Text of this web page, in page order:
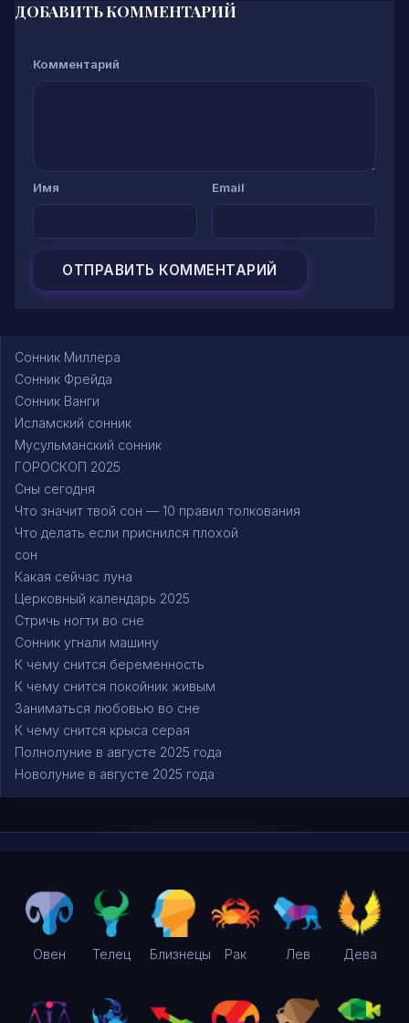
ДОБАВИТЬ КОММЕНТАРИЙ
Комментарий
Имя Email
Сонник Миллера
Сонник Фрейда
Сонник Ванги
Исламский сонник
Мусульманский сонник
ГОРОСКОП 2025
Сны сегодня
Что значит твой сон — 10 правил толкования
Что делать если приснился плохой
сон
Какая сейчас луна
Церковный календарь 2025
Стричь ногти во сне
Сонник угнали машину
К чему снится беременность
К чему снится покойник живым
Заниматься любовью во сне
К чему снится крыса серая
Полнолуние в августе 2025 года
Новолуние в августе 2025 года
Овен Телец Близнецы Рак Лев Дева